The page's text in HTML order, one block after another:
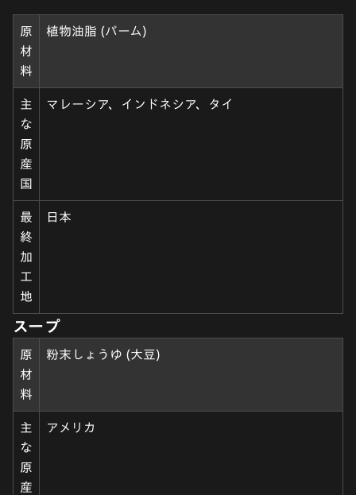
原
材
料
植物油脂 (パーム)
主
な
原
産
国
マレーシア、インドネシア、タイ
最
終
加
工
地
日本
スープ
原
材
料
粉末しょうゆ (大豆)
主
な
原
産
アメリカ